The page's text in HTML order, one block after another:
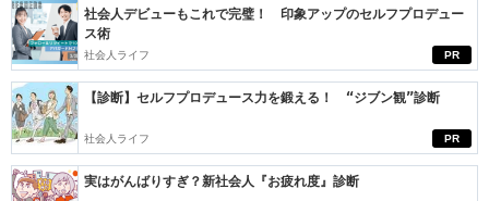
PR
社会人デビューもこれで完璧！ 印象アップのセルフプロデュー
ス術
社会人ライフ
PR
【診断】セルフプロデュース力を鍛える！ “ジブン観”診断
社会人ライフ
実はがんばりすぎ？新社会人『お疲れ度』診断